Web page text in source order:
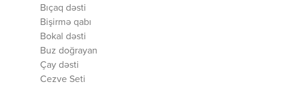
Bıçaq dəsti
Bişirmə qabı
Bokal dəsti
Buz doğrayan
Çay dəsti
Cezve Seti